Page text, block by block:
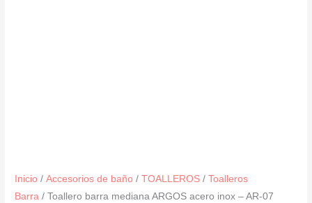
Inicio /Accesorios de baño /TOALLEROS /Toalleros
Barra / Toallero barra mediana ARGOS acero inox – AR-07